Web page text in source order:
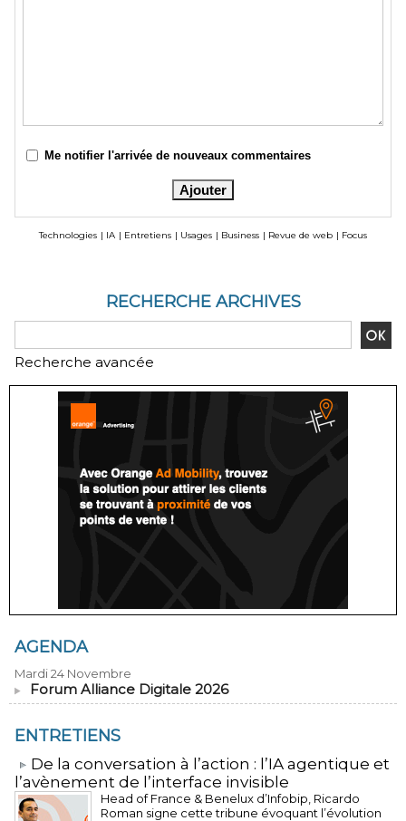
Me notifier l'arrivée de nouveaux commentaires
Technologies | IA | Entretiens | Usages | Business | Revue de web | Focus
RECHERCHE ARCHIVES
Recherche avancée
AGENDA
Mardi 24 Novembre
Forum Alliance Digitale 2026
ENTRETIENS
​De la conversation à l’action : l’IA agentique et
l’avènement de l’interface invisible
Head of France & Benelux d’Infobip, Ricardo
Roman signe cette tribune évoquant l’évolution